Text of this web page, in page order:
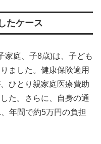
たケース
家庭、子8歳)は、子ども
ました。健康保険適用
ひとり親家庭医療費助
た。さらに、自身の通
年間で約5万円の負担